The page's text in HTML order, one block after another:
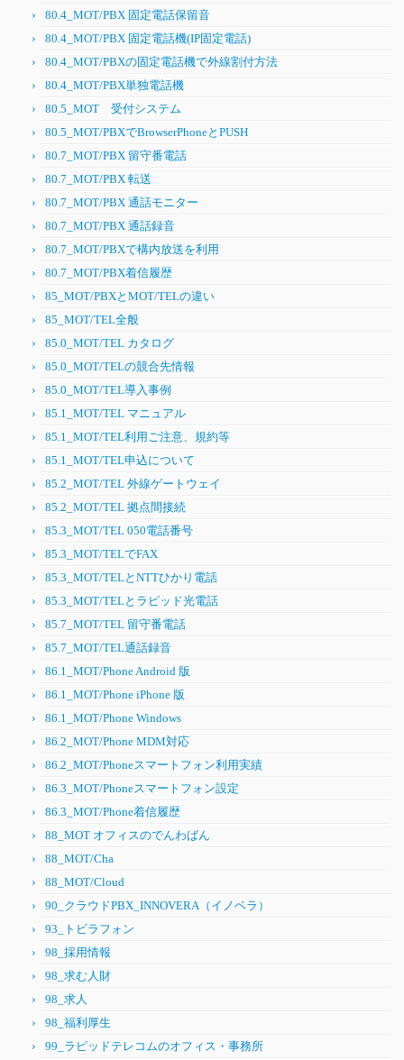
80.4_MOT/PBX 固定電話保留音
80.4_MOT/PBX 固定電話機(IP固定電話)
80.4_MOT/PBXの固定電話機で外線割付方法
80.4_MOT/PBX単独電話機
80.5_MOT 受付システム
80.5_MOT/PBXでBrowserPhoneとPUSH
80.7_MOT/PBX 留守番電話
80.7_MOT/PBX 転送
80.7_MOT/PBX 通話モニター
80.7_MOT/PBX 通話録音
80.7_MOT/PBXで構内放送を利用
80.7_MOT/PBX着信履歴
85_MOT/PBXとMOT/TELの違い
85_MOT/TEL全般
85.0_MOT/TEL カタログ
85.0_MOT/TELの競合先情報
85.0_MOT/TEL導入事例
85.1_MOT/TEL マニュアル
85.1_MOT/TEL利用ご注意、規約等
85.1_MOT/TEL申込について
85.2_MOT/TEL 外線ゲートウェイ
85.2_MOT/TEL 拠点間接続
85.3_MOT/TEL 050電話番号
85.3_MOT/TELでFAX
85.3_MOT/TELとNTTひかり電話
85.3_MOT/TELとラピッド光電話
85.7_MOT/TEL 留守番電話
85.7_MOT/TEL通話録音
86.1_MOT/Phone Android 版
86.1_MOT/Phone iPhone 版
86.1_MOT/Phone Windows
86.2_MOT/Phone MDM対応
86.2_MOT/Phoneスマートフォン利用実績
86.3_MOT/Phoneスマートフォン設定
86.3_MOT/Phone着信履歴
88_MOT オフィスのでんわばん
88_MOT/Cha
88_MOT/Cloud
90_クラウドPBX_INNOVERA（イノベラ）
93_トビラフォン
98_採用情報
98_求む人財
98_求人
98_福利厚生
99_ラピッドテレコムのオフィス・事務所